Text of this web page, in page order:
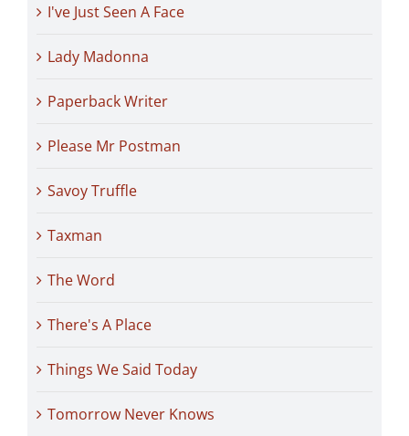
I've Just Seen A Face
Lady Madonna
Paperback Writer
Please Mr Postman
Savoy Truffle
Taxman
The Word
There's A Place
Things We Said Today
Tomorrow Never Knows